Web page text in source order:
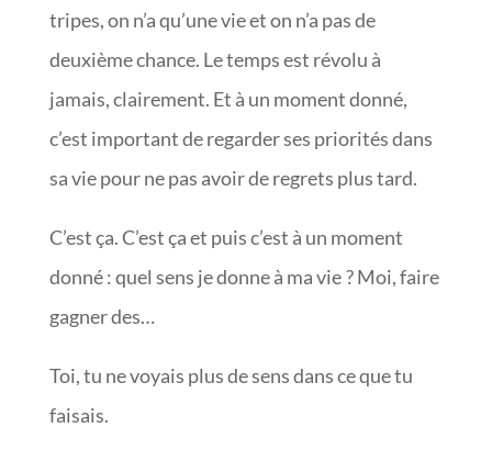
tripes, on n’a qu’une vie et on n’a pas de
deuxième chance. Le temps est révolu à
jamais, clairement. Et à un moment donné,
c’est important de regarder ses priorités dans
sa vie pour ne pas avoir de regrets plus tard.
C’est ça. C’est ça et puis c’est à un moment
donné : quel sens je donne à ma vie ? Moi, faire
gagner des…
Toi, tu ne voyais plus de sens dans ce que tu
faisais.